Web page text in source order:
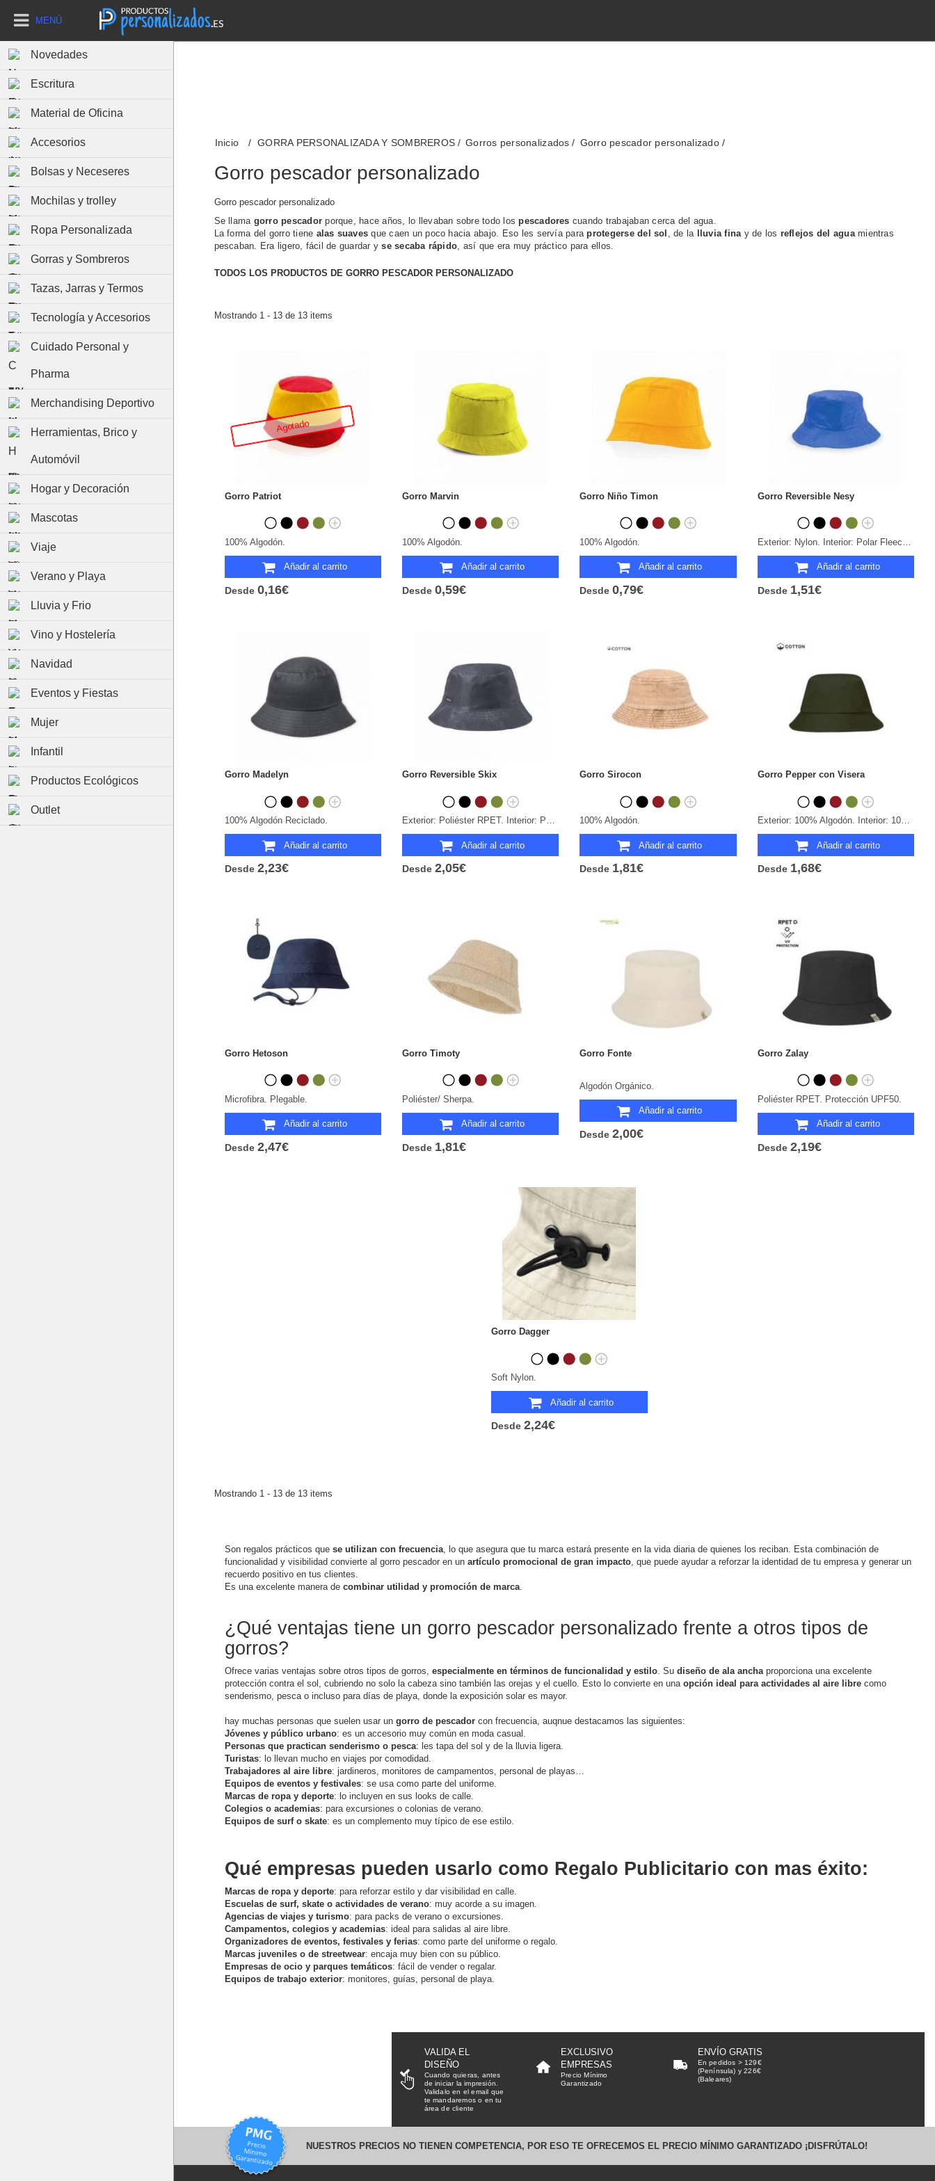
MENÚ
Novedades
Escritura
Material de Oficina
Accesorios
Bolsas y Neceseres
Mochilas y trolley
Ropa Personalizada
Gorras y Sombreros
Tazas, Jarras y Termos
Tecnología y Accesorios
Cuidado Personal y
Pharma
Merchandising Deportivo
Herramientas, Brico y
Automóvil
Hogar y Decoración
Mascotas
Viaje
Verano y Playa
Lluvia y Frio
Vino y Hostelería
Navidad
Eventos y Fiestas
Mujer
Infantil
Productos Ecológicos
Outlet
Inicio GORRA PERSONALIZADA Y SOMBREROS Gorros personalizados Gorro pescador personalizado
Gorro pescador personalizado
Gorro pescador personalizado
Se llama gorro pescador porque, hace años, lo llevaban sobre todo lospescadores cuando trabajaban cerca del agua.
La forma del gorro tiene alas suaves que caen un poco hacia abajo. Eso les servía paraprotegerse del sol , de la lluvia finay de los reflejos del aguamientras
pescaban. Era ligero, fácil de guardar y se secaba rápido, así que era muy práctico para ellos.
TODOS LOS PRODUCTOS DE GORRO PESCADOR PERSONALIZADO
Mostrando 1 - 13 de 13 items
Agotado
Gorro Patriot
100% Algodón.
Añadir al carrito
Desde 0,16€
Gorro Marvin
100% Algodón.
Añadir al carrito
Desde 0,59€
Gorro Niño Timon
100% Algodón.
Añadir al carrito
Desde 0,79€
Gorro Reversible Nesy
Añadir al carrito
Desde 1,51€
Gorro Madelyn
100% Algodón Reciclado.
Añadir al carrito
Desde 2,23€
Gorro Reversible Skix
Exterior: Poliéster RPET. Interior: Polar Fleece. Anti-Pilling.
Añadir al carrito
Desde 2,05€
Gorro Sirocon
100% Algodón.
Añadir al carrito
Desde 1,81€
Gorro Pepper con Visera
Exterior: 100% Algodón. Interior: 100% Poliéster.
Añadir al carrito
Desde 1,68€
Gorro Hetoson
Microfibra. Plegable.
Añadir al carrito
Desde 2,47€
Gorro Timoty
Poliéster/ Sherpa.
Añadir al carrito
Desde 1,81€
Gorro Fonte
Algodón Orgánico.
Añadir al carrito
Desde 2,00€
Gorro Zalay
Poliéster RPET. Protección UPF50.
Añadir al carrito
Desde 2,19€
Gorro Dagger
Soft Nylon.
Añadir al carrito
Desde 2,24€
Mostrando 1 - 13 de 13 items
Son regalos prácticos que se utilizan con frecuencia, lo que asegura que tu marca estará presente en la vida diaria de quienes los reciban. Esta combinación de
funcionalidad y visibilidad convierte al gorro pescador en un artículo promocional de gran impacto, que puede ayudar a reforzar la identidad de tu empresa y generar un
recuerdo positivo en tus clientes.
Es una excelente manera de combinar utilidad y promoción de marca.
¿Qué ventajas tiene un gorro pescador personalizado frente a otros tipos de
gorros?
Ofrece varias ventajas sobre otros tipos de gorros, especialmente en términos de funcionalidad y estilo. Su diseño de ala anchaproporciona una excelente
protección contra el sol, cubriendo no solo la cabeza sino también las orejas y el cuello. Esto lo convierte en una opción ideal para actividades al aire librecomo
senderismo, pesca o incluso para días de playa, donde la exposición solar es mayor.
hay muchas personas que suelen usar un gorro de pescadorcon frecuencia, auqnue destacamos las siguientes:
Jóvenes y público urbano: es un accesorio muy común en moda casual.
Personas que practican senderismo o pesca: les tapa del sol y de la lluvia ligera.
Turistas: lo llevan mucho en viajes por comodidad.
Trabajadores al aire libre: jardineros, monitores de campamentos, personal de playas…
Equipos de eventos y festivales: se usa como parte del uniforme.
Marcas de ropa y deporte: lo incluyen en sus looks de calle.
Colegios o academias: para excursiones o colonias de verano.
Equipos de surf o skate: es un complemento muy típico de ese estilo.
Qué empresas pueden usarlo como Regalo Publicitario con mas éxito:
Marcas de ropa y deporte: para reforzar estilo y dar visibilidad en calle.
Escuelas de surf, skate o actividades de verano: muy acorde a su imagen.
Agencias de viajes y turismo: para packs de verano o excursiones.
Campamentos, colegios y academias: ideal para salidas al aire libre.
Organizadores de eventos, festivales y ferias: como parte del uniforme o regalo.
Marcas juveniles o de streetwear: encaja muy bien con su público.
Empresas de ocio y parques temáticos: fácil de vender o regalar.
Equipos de trabajo exterior: monitores, guías, personal de playa.
VALIDA EL
DISEÑO
Cuando quieras, antes
de iniciar la impresión.
Validalo en el email que
te mandaremos o en tu
área de cliente
EXCLUSIVO
EMPRESAS
Precio Mínimo
Garantizado
ENVÍO GRATIS
En pedidos > 129€
(Península) y 226€
(Baleares)
NUESTROS PRECIOS NO TIENEN COMPETENCIA, POR ESO TE OFRECEMOS EL PRECIO MÍNIMO GARANTIZADO ¡DISFRÚTALO!